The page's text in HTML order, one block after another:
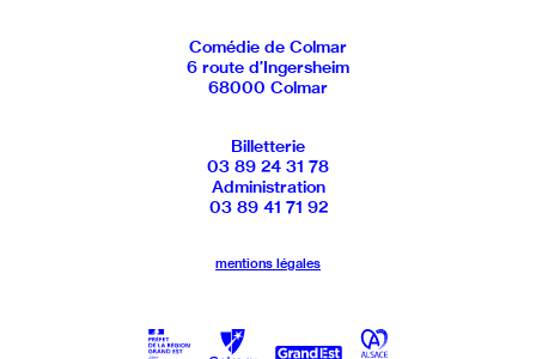
Comédie de Colmar
6 route d’Ingersheim
68000 Colmar
Billetterie
03 89 24 31 78
Administration
03 89 41 71 92
mentions légales